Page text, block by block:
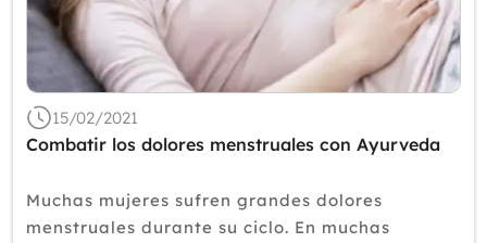
15/02/2021
Combatir los dolores menstruales con Ayurveda
Muchas mujeres sufren grandes dolores
menstruales durante su ciclo. En muchas